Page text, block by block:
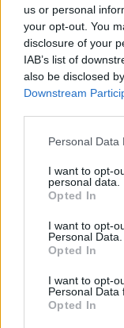
us or personal
your opt-out. You
disclosure of your
IAB’s list of
also be disclosed
Downstream
Personal Data
I want to opt-
personal data.
Opted In
I want to opt-
Personal Data.
Opted In
I want to opt-
Personal Data
Opted In